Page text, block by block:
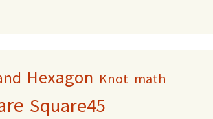
Hexagon Knot math
Square45